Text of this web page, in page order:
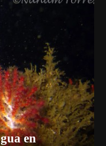
en